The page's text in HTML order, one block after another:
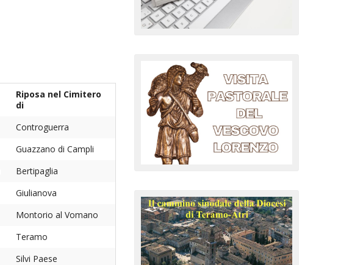
Riposa nel Cimitero
di
Controguerra
Guazzano di Campli
Bertipaglia
Giulianova
Montorio al Vomano
Teramo
Silvi Paese